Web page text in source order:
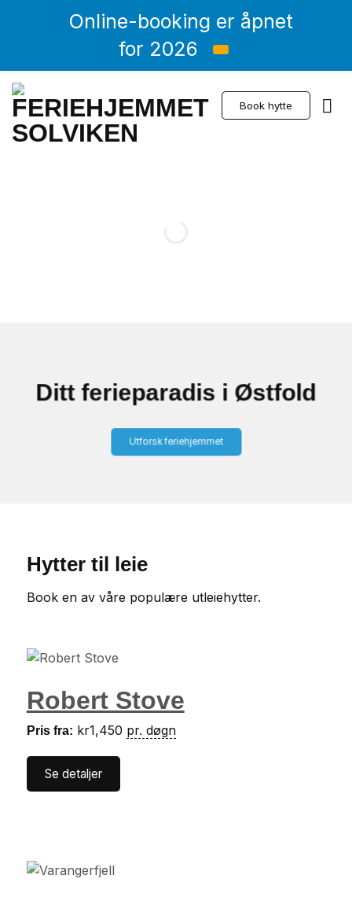
Skip
content
Book hytte
Ditt ferieparadis i Østfold
Utforsk feriehjemmet
Hytter til leie
Book en av våre populære utleiehytter.
Robert Stove
Pris fra: kr1,450 pr. døgn
Se detaljer
Online-booking er åpnet
for 2026